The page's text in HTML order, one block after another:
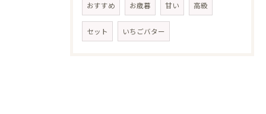
おすすめ お歳暮 甘い 高級
セット いちごバター